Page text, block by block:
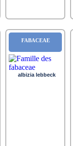
FABACEAE
albizia lebbeck